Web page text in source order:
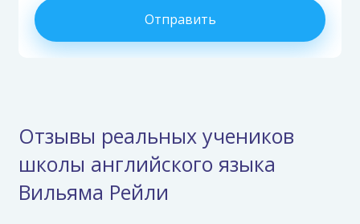
Отправить
Отзывы реальных учеников
школы английского языка
Вильяма Рейли